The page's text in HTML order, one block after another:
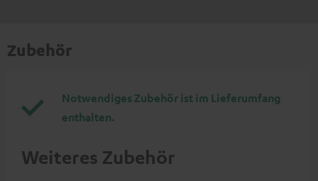
Zubehör
Notwendiges Zubehör ist im Lieferumfang
enthalten.
Weiteres Zubehör